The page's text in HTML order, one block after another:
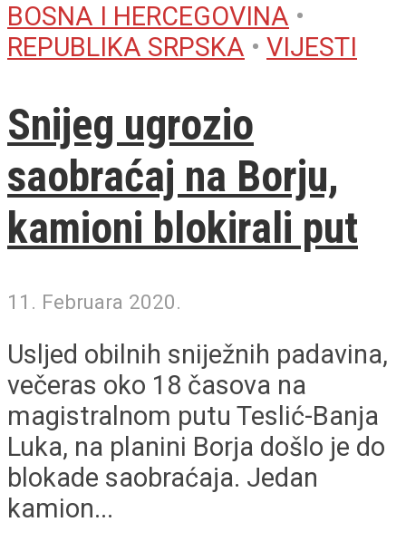
BOSNA I HERCEGOVINA •
REPUBLIKA SRPSKA • VIJESTI
Snijeg ugrozio
saobraćaj na Borju,
kamioni blokirali put
11. Februara 2020.
Usljed obilnih sniježnih padavina,
večeras oko 18 časova na
magistralnom putu Teslić-Banja
Luka, na planini Borja došlo je do
blokade saobraćaja. Jedan
kamion...